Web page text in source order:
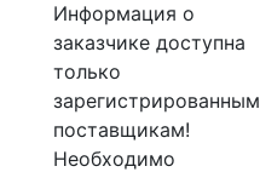
Информация о
заказчике доступна
только
зарегистрированным
поставщикам!
Необходимо